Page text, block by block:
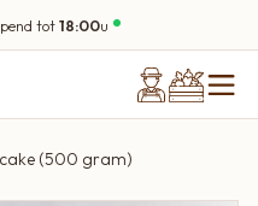
tot18:00u
(500 gram)